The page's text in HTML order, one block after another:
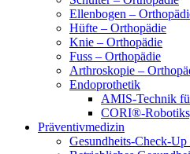
Ellenbogen –
Hüfte – Orthopädie
Knie – Orthopädie
Fuss – Orthopädie
Arthroskopie –
Endoprothetik
AMIS-Technik
CORI®-
Präventivmedizin
Gesundheits-Check-Up